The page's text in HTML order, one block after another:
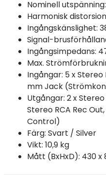
Nominell
Harmonisk
Ingångskänslighet:
Signal-
Ingångsimpedans:
Max.
Ingångar: 5 x Stereo
mm Jack
Utgångar: 2 x Stereo
Stereo RCA Rec
Control)
Färg: Svart / Silver
Vikt: 10,9 kg
Mått (BxHxD): 430 x